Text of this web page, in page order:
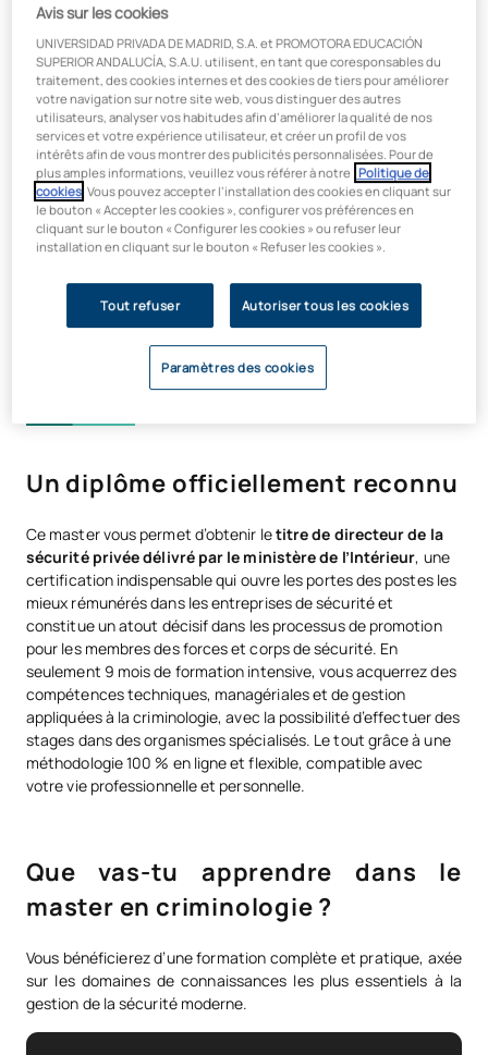
un secteur en constante évolution. Grâce à un programme
d'études élaboré en collaboration avec des experts et mis à
jour pour répondre aux défis de la sécurité moderne, vous
apprendrez auprès d'un corps enseignant unique : 90 % des
intervenants sont des professionnels de haut niveau en
activité qui vous plongeront dans la réalité du secteur dès le
premier jour. Vous n’acquerrez pas seulement des
connaissances ; vous développerez également la vision
pratique nécessaire pour diriger des équipes, élaborer des
stratégies de prévention et prendre des décisions complexes.
L'UAX est membre de l'AACSB, la plus grande alliance
mondiale dans le domaine de l'enseignement des affaires
Ce partenariat avec des institutions de premier plan dans plus
de 100 pays garantit des diplômes d'excellence, reconnus à
l'échelle internationale et offrant une forte employabilité.
Un diplôme officiellement reconnu
Ce master vous permet d’obtenir letitre de directeur de la
sécurité privée délivré par le ministère de l’Intérieur, une
certification indispensable qui ouvre les portes des postes les
mieux rémunérés dans les entreprises de sécurité et
constitue un atout décisif dans les processus de promotion
pour les membres des forces et corps de sécurité. En
seulement 9 mois de formation intensive, vous acquerrez des
compétences techniques, managériales et de gestion
appliquées à la criminologie, avec la possibilité d’effectuer des
stages dans des organismes spécialisés. Le tout grâce à une
méthodologie 100 % en ligne et flexible, compatible avec
votre vie professionnelle et personnelle.
Que vas-tu apprendre dans le
master en criminologie ?
Vous bénéficierez d’une formation complète et pratique, axée
sur les domaines de connaissances les plus essentiels à la
gestion de la sécurité moderne.
Avis sur les cookies
UNIVERSIDAD PRIVADA DE MADRID, S.A. et PROMOTORA EDUCACIÓN
SUPERIOR ANDALUCÍA, S.A.U. utilisent, en tant que coresponsables du
traitement, des cookies internes et des cookies de tiers pour améliorer
votre navigation sur notre site web, vous distinguer des autres
utilisateurs, analyser vos habitudes afin d’améliorer la qualité de nos
services et votre expérience utilisateur, et créer un profil de vos
intérêts afin de vous montrer des publicités personnalisées. Pour de
plus amples informations, veuillez vous référer à notre Politique de
cookies . Vous pouvez accepter l’installation des cookies en cliquant sur
le bouton « Accepter les cookies », configurer vos préférences en
cliquant sur le bouton « Configurer les cookies » ou refuser leur
installation en cliquant sur le bouton « Refuser les cookies ».
Tout refuser Autoriser tous les cookies
Paramètres des cookies